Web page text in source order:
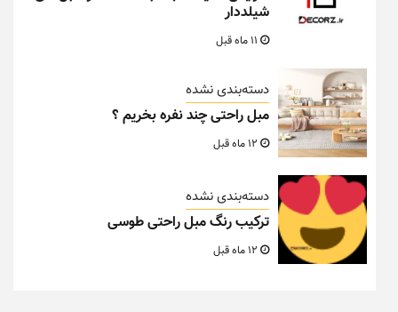
شیلددار
دسته‌بندی نشده
مبل راحتی چند نفره بخریم ؟
دسته‌بندی نشده
ترکیب رنگ مبل راحتی طوسی